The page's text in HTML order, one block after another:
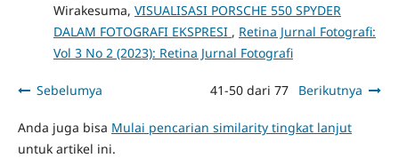
Wirakesuma, VISUALISASI PORSCHE 550 SPYDER
DALAM FOTOGRAFI EKSPRESI , Retina Jurnal Fotografi:
Vol 3 No 2 (2023): Retina Jurnal Fotografi
Sebelumya 41-50 dari 77 Berikutnya
Anda juga bisa Mulai pencarian similarity tingkat lanjut
untuk artikel ini.